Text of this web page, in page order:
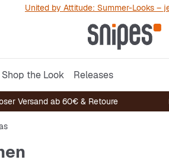
United by Attitude: Summer-Looks –
Shop the Look Releases
Versand ab 60€ & Retoure